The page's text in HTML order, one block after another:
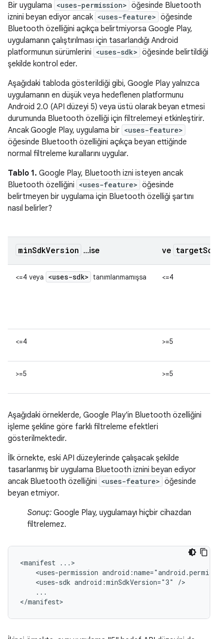
Bir uygulama <uses-permission> öğesinde Bluetooth
iznini beyan ediyor ancak <uses-feature> öğesinde
Bluetooth özelliğini açıkça belirtmiyorsa Google Play,
uygulamanın çalıştırılması için tasarlandığı Android
platformunun sürümlerini <uses-sdk> öğesinde belirtildiği
şekilde kontrol eder.
Aşağıdaki tabloda gösterildiği gibi, Google Play yalnızca
uygulamanın en düşük veya hedeflenen platformunu
Android 2.0 (API düzeyi 5) veya üstü olarak beyan etmesi
durumunda Bluetooth özelliği için filtrelemeyi etkinleştirir.
Ancak Google Play, uygulama bir <uses-feature>
öğesinde Bluetooth özelliğini açıkça beyan ettiğinde
normal filtreleme kurallarını uygular.
Tablo 1. Google Play, Bluetooth izni isteyen ancak
Bluetooth özelliğini <uses-feature> öğesinde
belirtmeyen bir uygulama için Bluetooth özelliği şartını
nasıl belirler?
minSdkVersion ...ise ve
<=4 veya <uses-sdk> tanımlanmamışsa <=4
<=4 >=5
>=5 >=5
Aşağıdaki örneklerde, Google Play'in Bluetooth özelliğini
işleme şekline göre farklı filtreleme efektleri
gösterilmektedir.
İlk örnekte, eski API düzeylerinde çalışacak şekilde
tasarlanmış bir uygulama Bluetooth iznini beyan ediyor
ancak Bluetooth özelliğini <uses-feature> öğesinde
beyan etmiyor.
Sonuç: Google Play, uygulamayı hiçbir cihazdan
filtrelemez.
<manifest
<uses-permission
<uses-sdk android:minSdkVersion="3"
...
</manifest>